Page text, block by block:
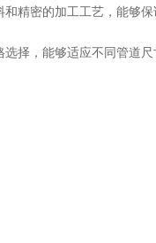
精密的加工工艺，能够保
择，能够适应不同管道尺